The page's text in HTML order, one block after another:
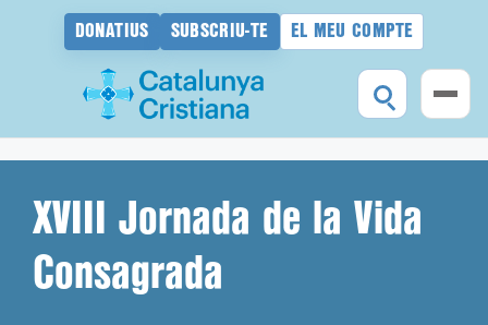
DONATIUS SUBSCRIU-TE EL MEU COMPTE
contingutXVIII Jornada de la Vida
Consagrada